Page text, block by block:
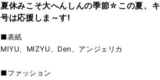
夏休みこそ大へんしんの季節☆この夏、
号は応援しま～す!
■表紙
MIYU、MIZYU、Den、アンジェリカ
■ファッション